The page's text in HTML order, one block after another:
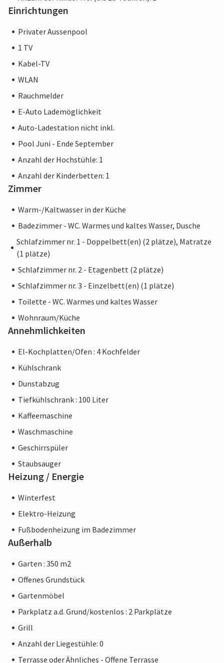
Einrichtungen
Privater Aussenpool
1 TV
Kabel-TV
WLAN
Rauchmelder
E-Auto Lademöglichkeit
Auto-Ladestation nicht inkl.
Pool Juni - Ende September
Anzahl der Hochstühle: 1
Anzahl der Kinderbetten: 1
Zimmer
Warm-/Kaltwasser in der Küche
Badezimmer - WC. Warmes und kaltes Wasser, Dusche
Schlafzimmer nr. 1 - Doppelbett(en) (2 plätze), Matratze
(1 plätze)
Schlafzimmer nr. 2 - Etagenbett (2 plätze)
Schlafzimmer nr. 3 - Einzelbett(en) (1 plätze)
Toilette - WC. Warmes und kaltes Wasser
Wohnraum/Küche
Annehmlichkeiten
El-Kochplatten/Ofen : 4 Kochfelder
Kühlschrank
Dunstabzug
Tiefkühlschrank : 100 Liter
Kaffeemaschine
Waschmaschine
Geschirrspüler
Staubsauger
Heizung / Energie
Winterfest
Elektro-Heizung
Fußbodenheizung im Badezimmer
Außerhalb
Garten : 350 m2
Offenes Grundstück
Gartenmöbel
Parkplatz a.d. Grund/kostenlos : 2 Parkplätze
Grill
Anzahl der Liegestühle: 0
Terrasse oder Ähnliches - Offene Terrasse